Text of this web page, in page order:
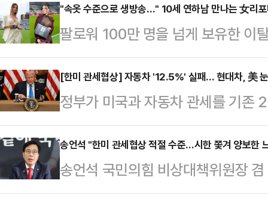
은 이날 미국과 무역합의를 통해 8
호 관세를 25%에서 15%로 낮추기
럽연합(EU)과…
많지 않다"고 딱 잘라 말했다.김문
발표 직후 기자들과 만나 전 씨가 '
파 출당 여부를 묻겠단 데 대해 "금
람이 무슨 말을 한다고 (언론이 집
다.김 후보는 "지금 '전한길 대회'를
"속옷 수준으로 생방송…" 10세 연하남 만나는 女리
팔로워 100만 명을 넘게 보유한 이
나의 과한 노출 의상이 화제의 중
에 따르면 엘레오노라 인카르도나
스타디움에서 열린 PSG와 바이에
착용했다.공개된 사진에 따르면 인
트와 브라톱 차림(사진 왼쪽)으로
셜미디어(SNS)에 공유돼 화제를
[한미 관세협상] 자동차 '12.5%' 실패… 현대차, 美
정부가 미국과 자동차 관세를 기
난 2분기 관세 타격으로 1조6000
당장 3분기부터 손실폭을 줄일 수
일본, EU(유럽연합) 대비 유리한
경쟁은 더욱 치열해질 전망이다.
송언석 "한미 관세협상 적절 수준…시한 쫓겨 양보한
송언석 국민의힘 비상대책위원장
해 "한미 FTA가 15%로 합의된 점